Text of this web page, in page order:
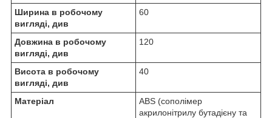
Ширина в робочому
вигляді, див
60
Довжина в робочому
вигляді, див
120
Висота в робочому
вигляді, див
40
Матеріал
ABS (сополімер
акрилонітрилу бутадієну та